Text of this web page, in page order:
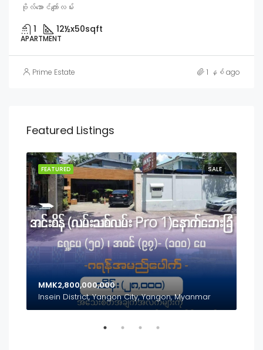
ဗိုလ်အောင်ကျော်လမ်း
1 12½x50sqft
APARTMENT
Prime Estate 1 နှစ် ago
Featured Listings
SALE
FEATURED
MMK2,800,000,000
Insein District, Yangon City, Yangon, Myanmar